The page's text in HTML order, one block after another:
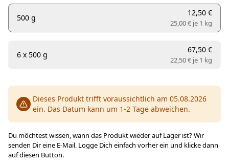
500 g
12,50 €
25,00 € je 1 kg
6 x 500 g
67,50 €
22,50 € je 1 kg
Dieses Produkt trifft voraussichtlich am 05.08.2026
ein. Das Datum kann um 1-2 Tage abweichen.
Du möchtest wissen, wann das Produkt wieder auf Lager ist? Wir
senden Dir eine E-Mail. Logge Dich einfach vorher ein und klicke dann
auf diesen Button.